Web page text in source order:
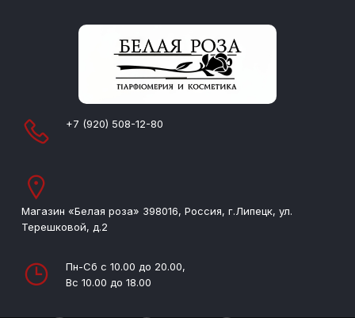
+7 (920) 508-12-80
Магазин «Белая роза» 398016, Россия, г.Липецк, ул.
Терешковой, д.2
Пн-Сб с 10.00 до 20.00,
Вс 10.00 до 18.00